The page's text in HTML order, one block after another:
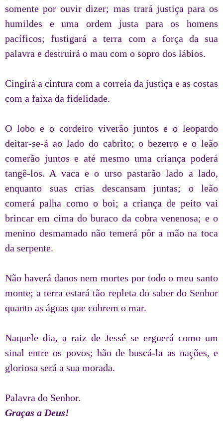
somente por ouvir dizer; mas trará justiça para os
humildes e uma ordem justa para os homens
pacíficos; fustigará a terra com a força da sua
palavra e destruirá o mau com o sopro dos lábios.
Cingirá a cintura com a correia da justiça e as costas
com a faixa da fidelidade.
O lobo e o cordeiro viverão juntos e o leopardo
deitar-se-á ao lado do cabrito; o bezerro e o leão
comerão juntos e até mesmo uma criança poderá
tangê-los. A vaca e o urso pastarão lado a lado,
enquanto suas crias descansam juntas; o leão
comerá palha como o boi; a criança de peito vai
brincar em cima do buraco da cobra venenosa; e o
menino desmamado não temerá pôr a mão na toca
da serpente.
Não haverá danos nem mortes por todo o meu santo
monte; a terra estará tão repleta do saber do Senhor
quanto as águas que cobrem o mar.
Naquele dia, a raiz de Jessé se erguerá como um
sinal entre os povos; hão de buscá-la as nações, e
gloriosa será a sua morada.
Palavra do Senhor.
Graças a Deus!